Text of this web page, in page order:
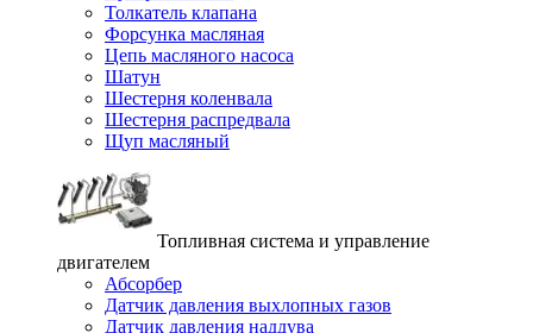
Толкатель клапана
Форсунка масляная
Цепь масляного насоса
Шатун
Шестерня коленвала
Шестерня распредвала
Щуп масляный
Топливная система и управление
двигателем
Абсорбер
Датчик давления выхлопных газов
Датчик давления наддува